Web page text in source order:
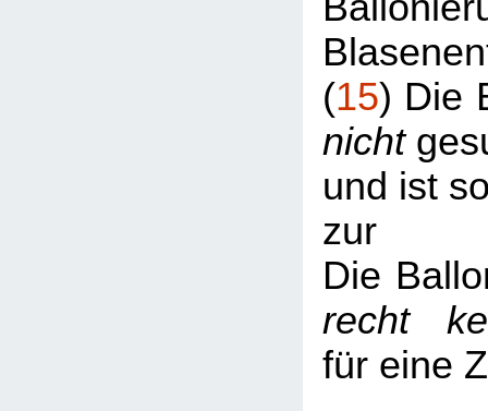
(15) Die
nicht
und ist
zur
Die
recht
für eine